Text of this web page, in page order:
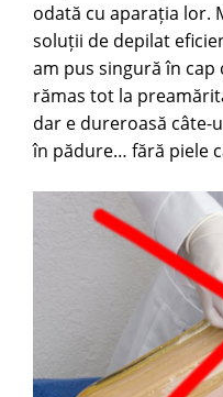
odată cu aparația lor.
soluții de depilat
am pus singură în cap
rămas tot la
dar e dureroasă câte-
în pădure… fără piele